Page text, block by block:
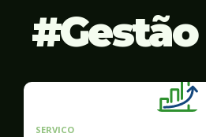
Gestão
SERVICO